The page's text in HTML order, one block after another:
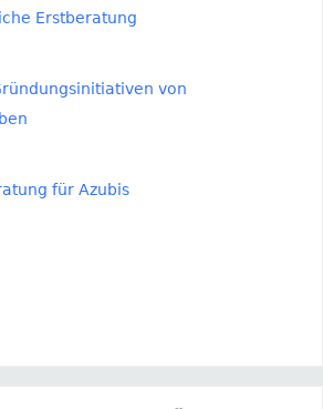
Erstberatung
von
für Azubis